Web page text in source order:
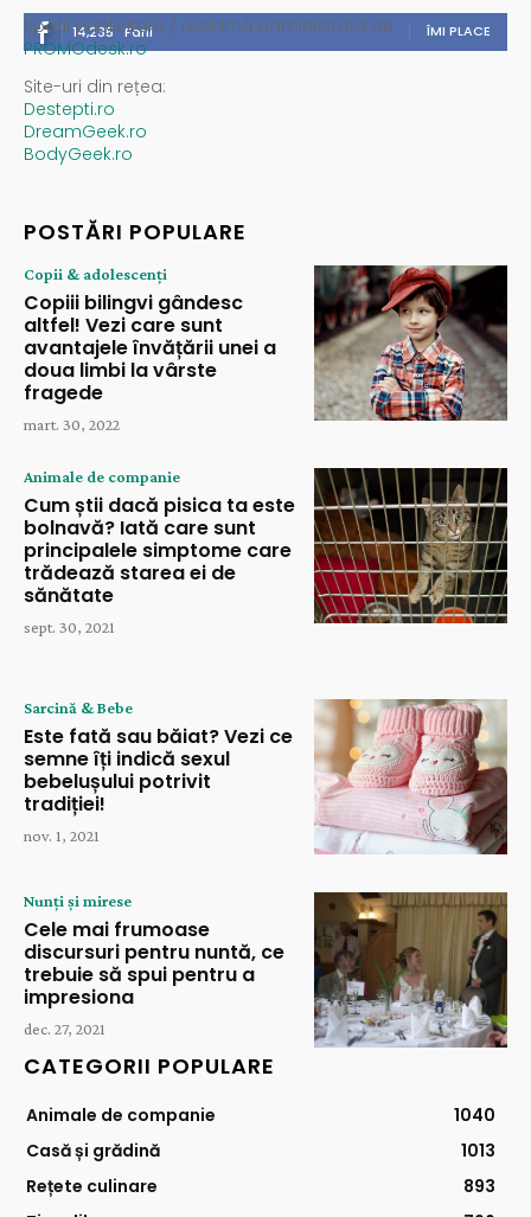
14,235 Fani ÎMI PLACE
Spații publicitare / reclamă administrată de
PROMOdesk.ro
Site-uri din rețea:
Destepti.ro
DreamGeek.ro
BodyGeek.ro
POSTĂRI POPULARE
Copii & adolescenți
Copiii bilingvi gândesc
altfel! Vezi care sunt
avantajele învățării unei a
doua limbi la vârste
fragede
mart. 30, 2022
Animale de companie
Cum știi dacă pisica ta este
bolnavă? Iată care sunt
principalele simptome care
trădează starea ei de
sănătate
sept. 30, 2021
Sarcină & Bebe
Este fată sau băiat? Vezi ce
semne îți indică sexul
bebelușului potrivit
tradiției!
nov. 1, 2021
Nunți și mirese
Cele mai frumoase
discursuri pentru nuntă, ce
trebuie să spui pentru a
impresiona
dec. 27, 2021
CATEGORII POPULARE
Animale de companie
1040
Casă și grădină
1013
Rețete culinare
893